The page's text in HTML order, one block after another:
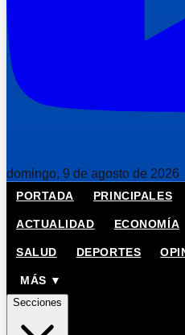
domingo, 9 de agosto de 2026
PORTADA PRINCIPALES
ACTUALIDAD ECONOMÍA
SALUD DEPORTES
MÁS ▼
Secciones